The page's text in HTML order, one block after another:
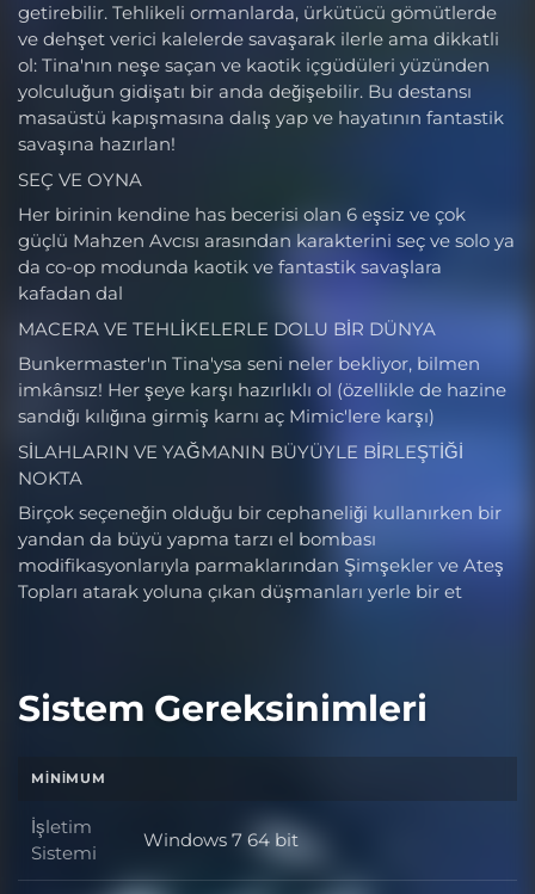
getirebilir. Tehlikeli ormanlarda, ürkütücü gömütlerde
ve dehşet verici kalelerde savaşarak ilerle ama dikkatli
ol: Tina'nın neşe saçan ve kaotik içgüdüleri yüzünden
yolculuğun gidişatı bir anda değişebilir. Bu destansı
masaüstü kapışmasına dalış yap ve hayatının fantastik
savaşına hazırlan!
SEÇ VE OYNA
Her birinin kendine has becerisi olan 6 eşsiz ve çok
güçlü Mahzen Avcısı arasından karakterini seç ve solo ya
da co-op modunda kaotik ve fantastik savaşlara
kafadan dal
MACERA VE TEHLİKELERLE DOLU BİR DÜNYA
Bunkermaster'ın Tina'ysa seni neler bekliyor, bilmen
imkânsız! Her şeye karşı hazırlıklı ol (özellikle de hazine
sandığı kılığına girmiş karnı aç Mimic'lere karşı)
SİLAHLARIN VE YAĞMANIN BÜYÜYLE BİRLEŞTİĞİ
NOKTA
Birçok seçeneğin olduğu bir cephaneliği kullanırken bir
yandan da büyü yapma tarzı el bombası
modifikasyonlarıyla parmaklarından Şimşekler ve Ateş
Topları atarak yoluna çıkan düşmanları yerle bir et
Sistem Gereksinimleri
MINIMUM
İşletim
Sistemi
İşletim Sistemi
Windows 7 64 bit